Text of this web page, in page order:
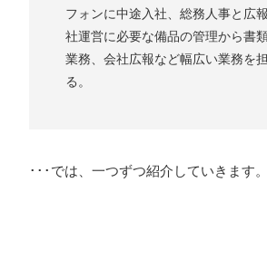
フォンに中途入社、総務人事と広
社運営に必要な備品の管理から書
業務、会社広報など幅広い業務を
る。
･･･では、一つずつ紹介していきます。